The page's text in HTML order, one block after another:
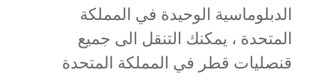
الدبلوماسية الوحيدة في المملكة
المتحدة ، يمكنك التنقل الى جميع
قنصليات قطر في المملكة المتحدة